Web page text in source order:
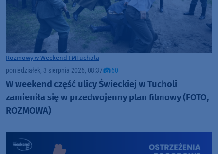
Rozmowy w Weekend FMTuchola
poniedziałek, 3 sierpnia 2026, 08:37 60
W weekend część ulicy Świeckiej w Tucholi
zamieniła się w przedwojenny plan filmowy (FOTO,
ROZMOWA)